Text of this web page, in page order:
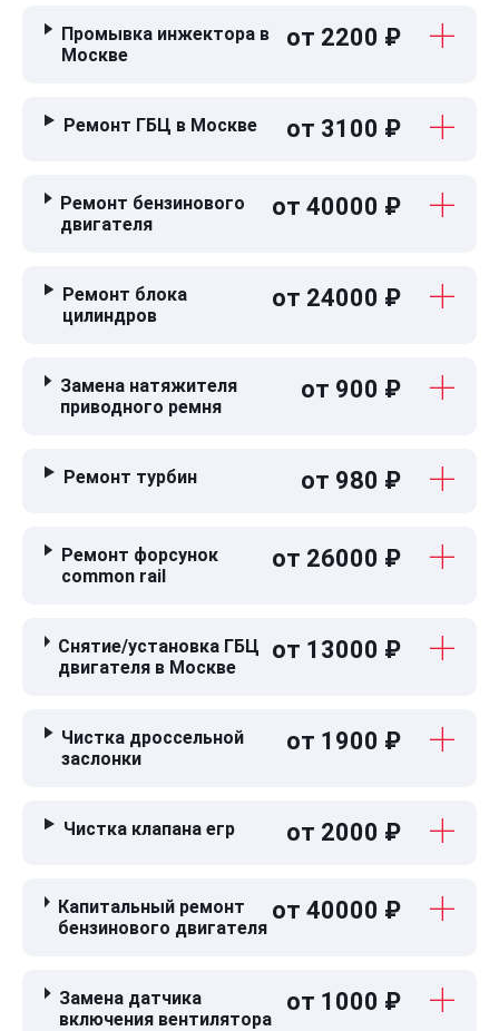
Промывка инжектора в
Москве
от 2200 ₽
Ремонт ГБЦ в Москве от 3100 ₽
Ремонт бензинового
двигателя
от 40000 ₽
Ремонт блока
цилиндров
от 24000 ₽
Замена натяжителя
приводного ремня
от 900 ₽
Ремонт турбин от 980 ₽
Ремонт форсунок
common rail
от 26000 ₽
Снятие/установка ГБЦ
двигателя в Москве
от 13000 ₽
Чистка дроссельной
заслонки
от 1900 ₽
Чистка клапана егр от 2000 ₽
Капитальный ремонт
бензинового двигателя
от 40000 ₽
Замена датчика
включения вентилятора
от 1000 ₽